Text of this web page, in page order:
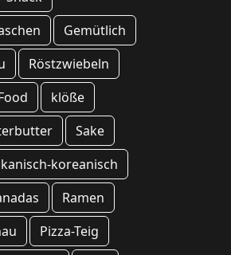
Gemütlich
Röstzwiebeln
klöße
Sake
koreanisch
Ramen
Pizza-Teig